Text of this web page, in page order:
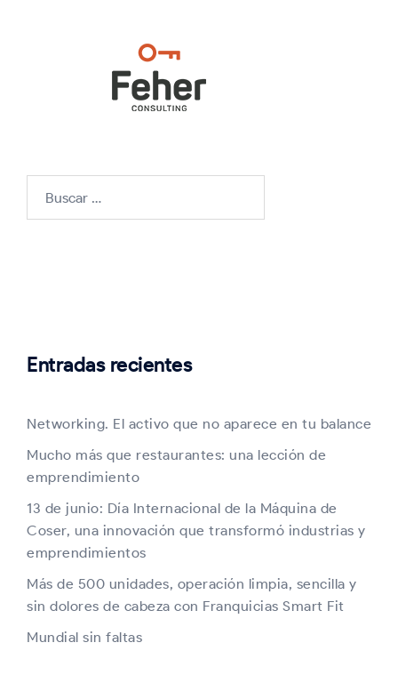
Entradas recientes
Networking. El activo que no aparece en tu balance
Mucho más que restaurantes: una lección de
emprendimiento
13 de junio: Día Internacional de la Máquina de
Coser, una innovación que transformó industrias y
emprendimientos
Más de 500 unidades, operación limpia, sencilla y
sin dolores de cabeza con Franquicias Smart Fit
Mundial sin faltas